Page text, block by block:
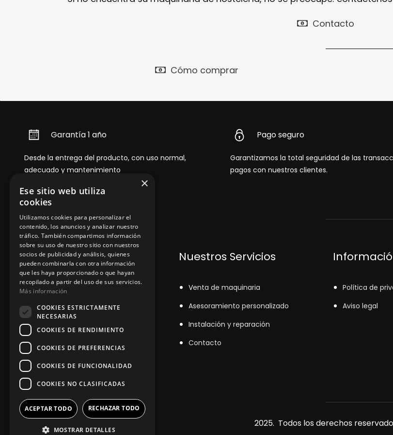
Contacto
Cómo comprar
Garantía 1 año
Desde la entrega del producto, con uso normal,
adecuado y mantenimiento
Pago seguro
Garantizamos la total seguridad de las
pagos con nuestros clientes.
Dónde encontrarnos
+34871043524
Balears
Nuestros Servicios
Venta de maquinaria
Asesoramiento personalizado
Instalación y reparación
Contacto
Política de
Aviso legal
2025. Todos los derechos
×
Ese sitio web utiliza
cookies
Utilizamos cookies para personalizar el
contenido, los anuncios y analizar nuestro
tráfico. También compartimos información
sobre su uso de nuestro sitio con nuestros
socios de publicidad y análisis, quienes
pueden combinarla con otra información
que les haya proporcionado o que hayan
recopilado a partir del uso de sus servicios.
Más información
COOKIES ESTRICTAMENTE
NECESARIAS
COOKIES DE RENDIMIENTO
COOKIES DE PREFERENCIAS
COOKIES DE FUNCIONALIDAD
COOKIES NO CLASIFICADAS
ACEPTAR TODO RECHAZAR TODO
MOSTRAR DETALLES